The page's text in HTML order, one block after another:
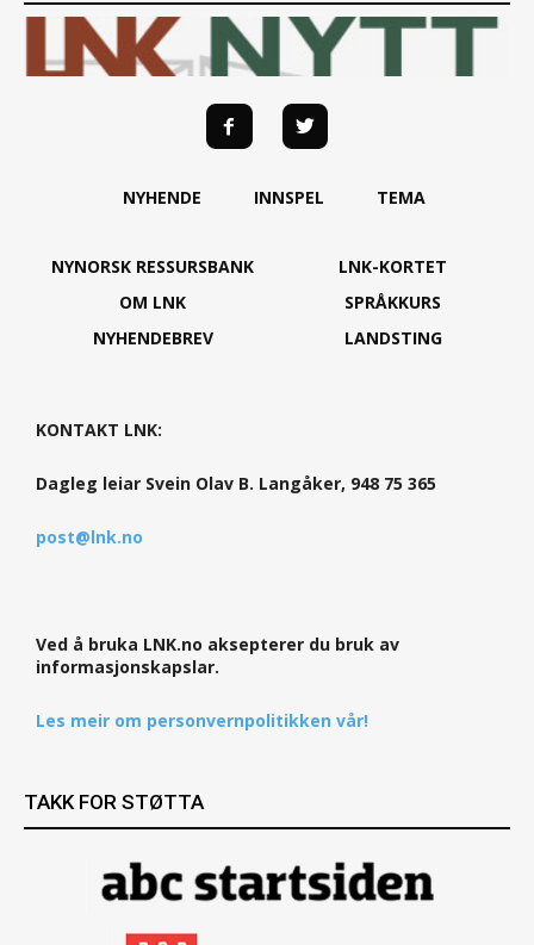
NYHENDE INNSPEL TEMA
NYNORSK RESSURSBANK
OM LNK
NYHENDEBREV
LNK-KORTET
SPRÅKKURS
LANDSTING
KONTAKT LNK:
Dagleg leiar Svein Olav B. Langåker, 948 75 365
post@lnk.no
Ved å bruka LNK.no aksepterer du bruk av
informasjonskapslar.
Les meir om personvernpolitikken vår!
TAKK FOR STØTTA